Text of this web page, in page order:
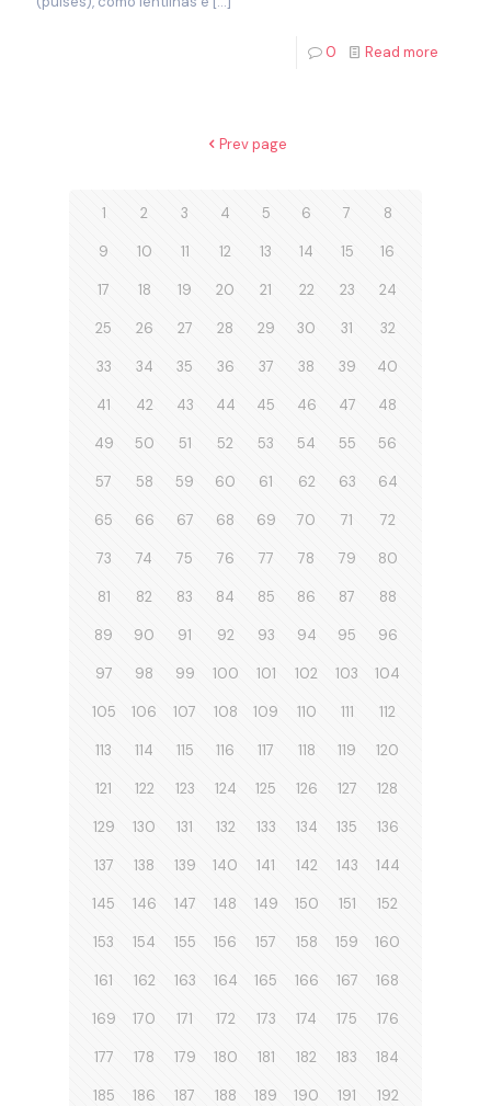
0 Read more
Prev page
1 2 3 4 5 6 7 8
9 10 11 12 13 14 15 16
17 18 19 20 21 22 23 24
25 26 27 28 29 30 31 32
33 34 35 36 37 38 39 40
41 42 43 44 45 46 47 48
49 50 51 52 53 54 55 56
57 58 59 60 61 62 63 64
65 66 67 68 69 70 71 72
73 74 75 76 77 78 79 80
81 82 83 84 85 86 87 88
89 90 91 92 93 94 95 96
97 98 99 100 101 102 103 104
105 106 107 108 109 110 111 112
113 114 115 116 117 118 119 120
121 122 123 124 125 126 127 128
129 130 131 132 133 134 135 136
137 138 139 140 141 142 143 144
145 146 147 148 149 150 151 152
153 154 155 156 157 158 159 160
161 162 163 164 165 166 167 168
169 170 171 172 173 174 175 176
177 178 179 180 181 182 183 184
185 186 187 188 189 190 191 192